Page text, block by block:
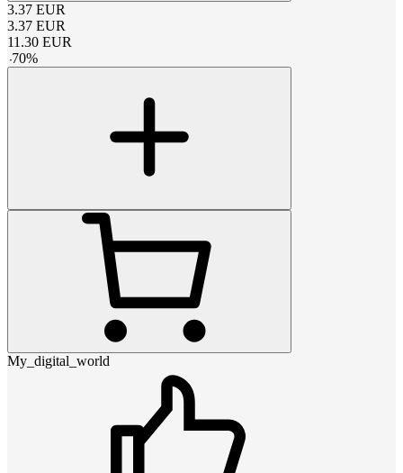
3.37 EUR
3.37 EUR
11.30 EUR
-70%
My_digital_world